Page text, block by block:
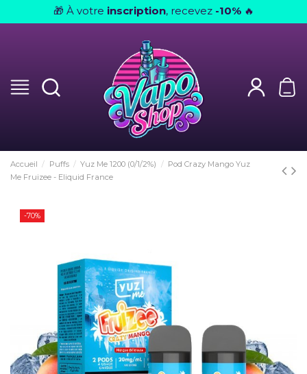
🎁 À votre inscription, recevez -10% 🔥
Accueil Puffs Yuz Me 1200 (0/1/2%)
Pod Crazy Mango Yuz
Me Fruizee - Eliquid France
-70%